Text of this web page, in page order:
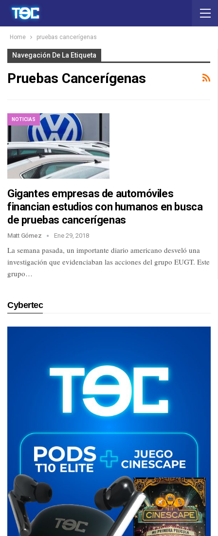
Home pruebas cancerígenas
Navegación De La Etiqueta
Pruebas Cancerígenas
NOTICIAS
Gigantes empresas de automóviles
financian estudios con humanos en busca
de pruebas cancerígenas
Matt Gómez Ene 29, 2018
La semana pasada, un importante diario americano desveló una
investigación que evidenciaban las acciones del grupo EUGT. Este
grupo…
Cybertec